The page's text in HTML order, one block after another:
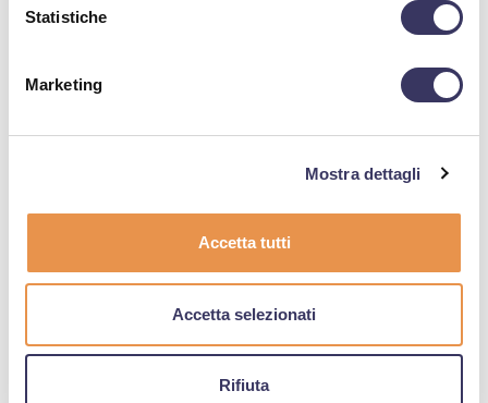
Statistiche
Marketing
Mostra dettagli
Accetta tutti
Accetta selezionati
Rifiuta
POLITICA PER LA QUALITÀ/CARTA DEI VALORI
POLICY